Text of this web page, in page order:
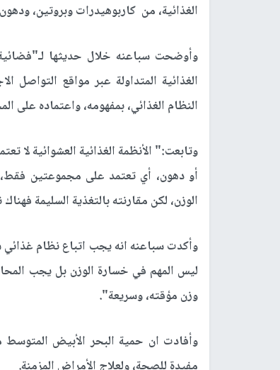
الغذائية، من كاربوهيدرات وبروتين،
وأوضحت سباعنه خلال حديثها
الغذائية المتداولة عبر مواقع
النظام الغذائي، بمفهومه، واعتماده على
وتابعت:" الأنظمة الغذائية العشوائية لا
أو دهون، أي تعتمد على مجموعتين
الوزن، لكن مقارنته بالتغذية السليمة
وأكدت سباعنه انه يجب اتباع نظام غذائي
ليس المهم في خسارة الوزن بل يجب
وزن مؤقته، وسريعة".
وأفادت ان حمية البحر الأبيض المتوسط